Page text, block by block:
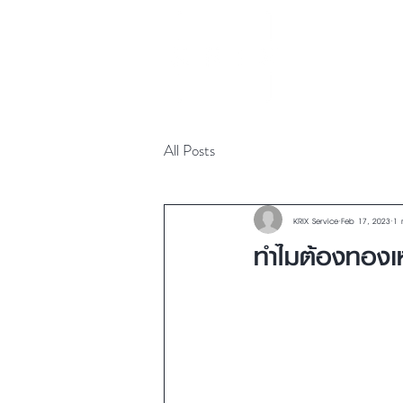
All Posts
ทำไมต้องทอง
KRIX ServiceFeb 17, 2023 1